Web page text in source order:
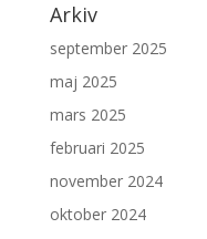
Arkiv
september 2025
maj 2025
mars 2025
februari 2025
november 2024
oktober 2024